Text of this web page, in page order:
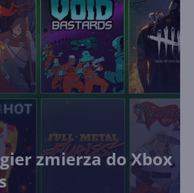
zmierza do Xbox